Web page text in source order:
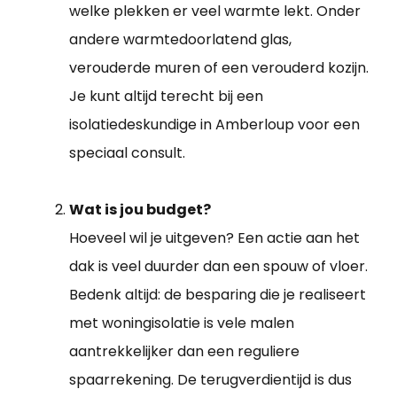
welke plekken er veel warmte lekt. Onder
andere warmtedoorlatend glas,
verouderde muren of een verouderd kozijn.
Je kunt altijd terecht bij een
isolatiedeskundige in Amberloup voor een
speciaal consult.
Wat is jou budget?
Hoeveel wil je uitgeven? Een actie aan het
dak is veel duurder dan een spouw of vloer.
Bedenk altijd: de besparing die je realiseert
met woningisolatie is vele malen
aantrekkelijker dan een reguliere
spaarrekening. De terugverdientijd is dus